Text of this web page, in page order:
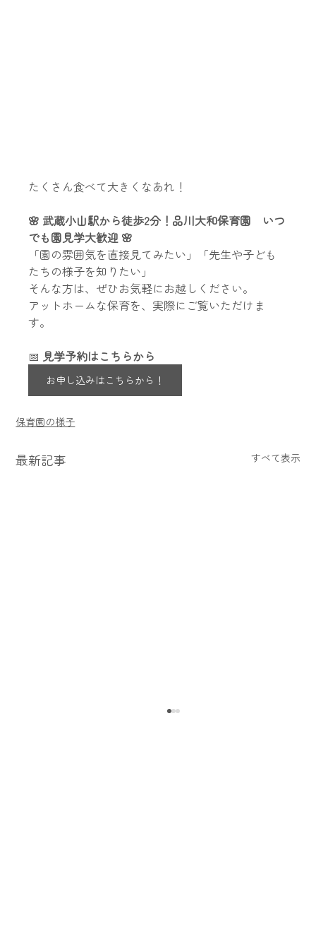
たくさん食べて大きくなあれ！
🌸 武蔵小山駅から徒歩2分！品川大和保育園　いつ
でも園見学大歓迎 🌸
「園の雰囲気を直接見てみたい」「先生や子ども
たちの様子を知りたい」
そんな方は、ぜひお気軽にお越しください。
アットホームな保育を、実際にご覧いただけま
す。
📅 見学予約はこちらから
お申し込みはこちらから！
保育園の様子
最新記事 すべて表示